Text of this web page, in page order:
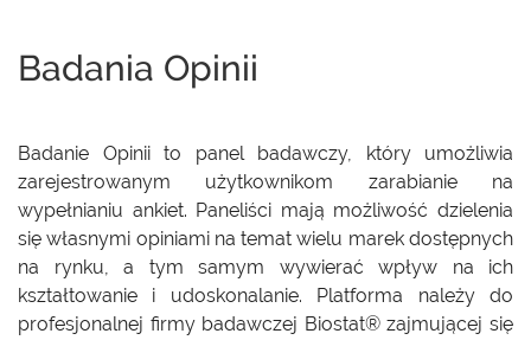
Badania Opinii
Badanie Opinii to panel badawczy, który umożliwia
zarejestrowanym użytkownikom zarabianie na
wypełnianiu ankiet. Paneliści mają możliwość dzielenia
się własnymi opiniami na temat wielu marek dostępnych
na rynku, a tym samym wywierać wpływ na ich
kształtowanie i udoskonalanie. Platforma należy do
profesjonalnej firmy badawczej Biostat® zajmującej się